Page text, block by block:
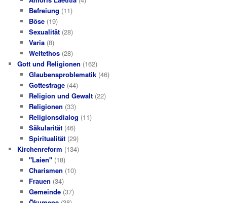
Befreiung (11)
Böse(19)
Sexualität(28)
Varia(8)
Weltethos(28)
Gott und Religionen (162)
Glaubensproblematik(46)
Gottesfrage(44)
Religion und Gewalt(22)
Religionen (33)
Religionsdialog (11)
Säkularität(46)
Spiritualität(29)
Kirchenreform (134)
"Laien"(18)
Charismen (10)
Frauen (34)
Gemeinde(37)